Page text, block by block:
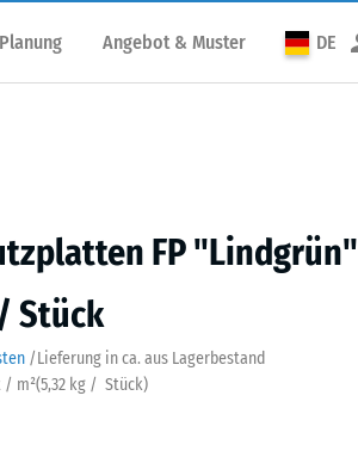
Angebot & Muster DE
FP "Lindgrün"
Stück
/Lieferung in ca. aus Lagerbestand
/ m²(5,32 kg / Stück)